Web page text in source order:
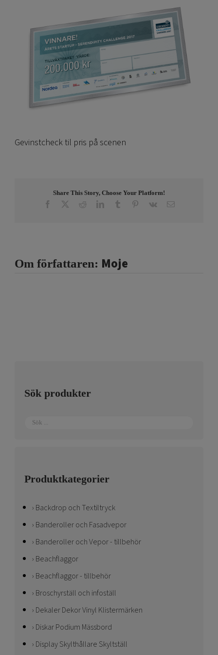
Gevinstcheck til pris på scenen
Share This Story, Choose Your Platform!
Facebook RedditLinkedInTumblr Pinterest
Vk E-
Om författaren: Moje
Sök produkter
Produktkategorier
Backdrop och Textiltryck
Banderoller och Fasadvepor
Banderoller och Vepor - tillbehör
Beachflaggor
Beachflaggor - tillbehör
Broschyrställ och infoställ
Dekaler Dekor Vinyl Klistermärken
Diskar Podium Mässbord
Display Skylthållare Skyltställ